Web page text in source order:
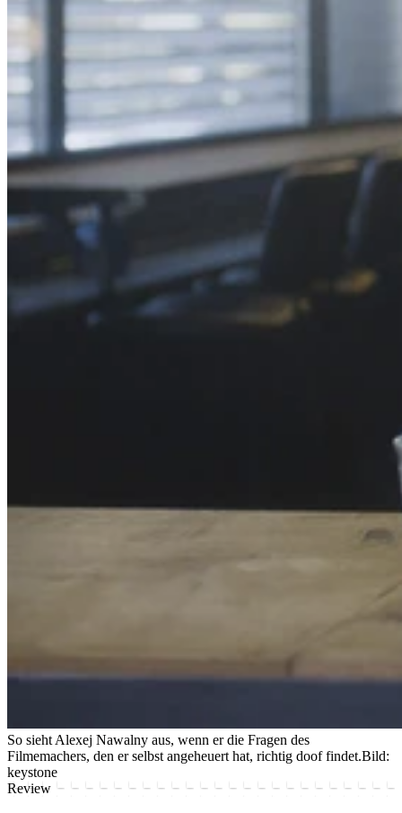
So sieht Alexej Nawalny aus, wenn er die Fragen des
Filmemachers, den er selbst angeheuert hat, richtig doof findet.Bild:
keystone
Review